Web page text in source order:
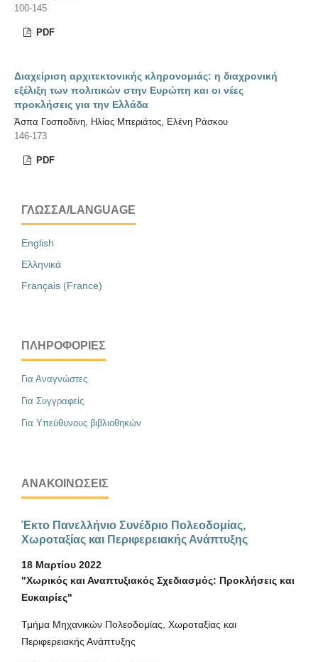
100-145
PDF
Διαχείριση αρχιτεκτονικής κληρονομιάς: η διαχρονική
εξέλιξη των πολιτικών στην Ευρώπη και οι νέες
προκλήσεις για την Ελλάδα
Άσπα Γοσποδίνη, Ηλίας Μπεριάτος, Ελένη Ράσκου
146-173
PDF
ΓΛΏΣΣΑ/LANGUAGE
English
Ελληνικά
Français (France)
ΠΛΗΡΟΦΟΡΊΕΣ
Για Αναγνώστες
Για Συγγραφείς
Για Υπεύθυνους βιβλιοθηκών
ΑΝΑΚΟΙΝΏΣΕΙΣ
Έκτο Πανελλήνιο Συνέδριο Πολεοδομίας,
Χωροταξίας και Περιφερειακής Ανάπτυξης
18 Μαρτίου 2022
"Χωρικός και Αναπτυξιακός Σχεδιασμός: Προκλήσεις και
Ευκαιρίες"
Τμήμα Μηχανικών Πολεοδομίας, Χωροταξίας και
Περιφερειακής Ανάπτυξης